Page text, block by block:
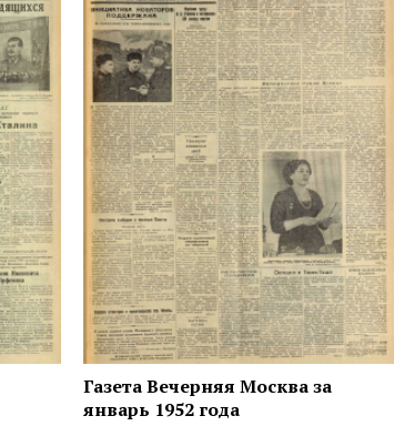
Газета Вечерняя Москва за
январь 1952 года